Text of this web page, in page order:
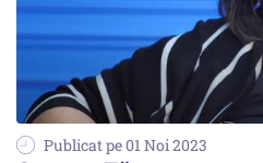
Publicat pe 01 Noi 2023